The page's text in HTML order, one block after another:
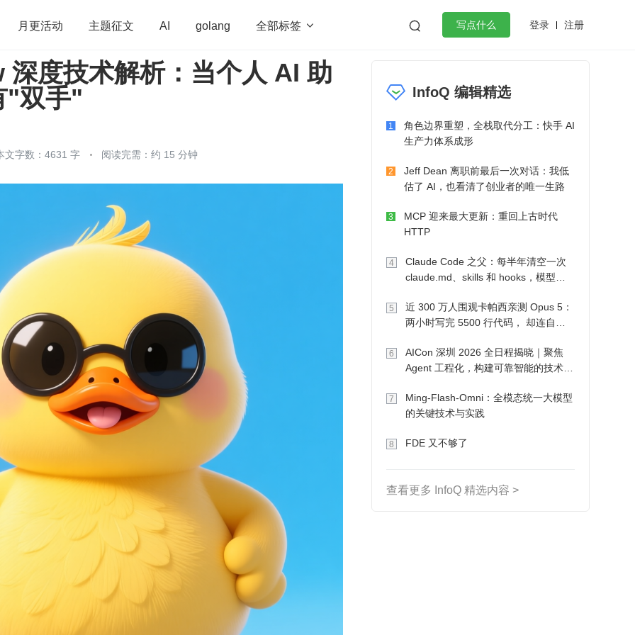
月更活动 主题征文 AI golang 全部标签   写点什么 登录 注册
算法 学习方法 Web3.0 高效工作
员 运维 微服务架构 flutter
度技术解析：当个人 AI 助
"双手"
文字数：4631 字 阅读完需：约 15 分钟
InfoQ 编辑精选
1
角色边界重塑，全栈取代分工：快手 AI
生产力体系成形
2
Jeff Dean 离职前最后一次对话：我低
估了 AI，也看清了创业者的唯一生路
3
MCP 迎来最大更新：重回上古时代
HTTP
4
Claude Code 之父：每半年清空一次
claude.md、skills 和 hooks，模型自
5
近 300 万人围观卡帕西亲测 Opus 5：
两小时写完 5500 行代码， 却连自己
6
AICon 深圳 2026 全日程揭晓｜聚焦
Agent 工程化，构建可靠智能的技术路
7
Ming-Flash-Omni：全模态统一大模型
的关键技术与实践
8 FDE 又不够了
查看更多 InfoQ 精选内容 >